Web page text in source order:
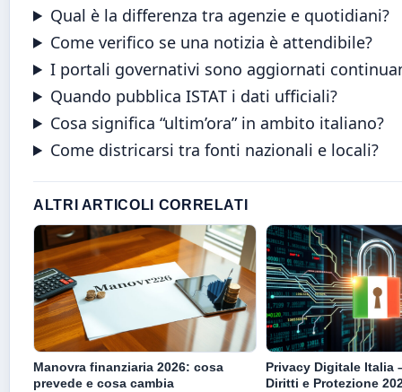
Qual è la differenza tra agenzie e quotidiani?
Come verifico se una notizia è attendibile?
I portali governativi sono aggiornati
Quando pubblica ISTAT i dati ufficiali?
Cosa significa “ultim’ora” in ambito italiano?
Come districarsi tra fonti nazionali e locali?
ALTRI ARTICOLI CORRELATI
Manovra finanziaria 2026: cosa
prevede e cosa cambia
Privacy Digitale Italia
Diritti e Protezione